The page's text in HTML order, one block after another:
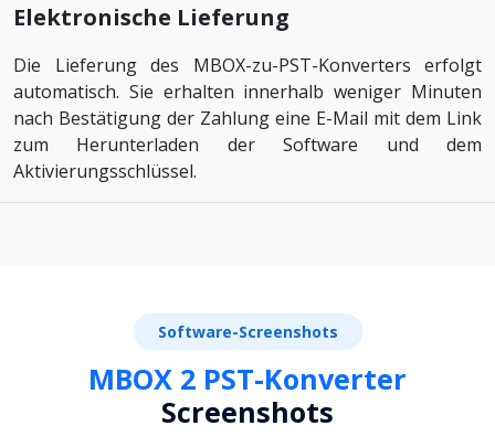
Elektronische Lieferung
Die Lieferung des MBOX-zu-PST-Konverters erfolgt
automatisch. Sie erhalten innerhalb weniger Minuten
nach Bestätigung der Zahlung eine E-Mail mit dem Link
zum Herunterladen der Software und dem
Aktivierungsschlüssel.
Software-Screenshots
MBOX 2 PST-Konverter
Screenshots